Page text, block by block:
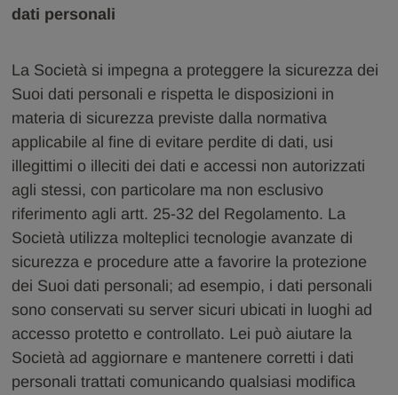
dati personali
La Società si impegna a proteggere la sicurezza dei
Suoi dati personali e rispetta le disposizioni in
materia di sicurezza previste dalla normativa
applicabile al fine di evitare perdite di dati, usi
illegittimi o illeciti dei dati e accessi non autorizzati
agli stessi, con particolare ma non esclusivo
riferimento agli artt. 25-32 del Regolamento. La
Società utilizza molteplici tecnologie avanzate di
sicurezza e procedure atte a favorire la protezione
dei Suoi dati personali; ad esempio, i dati personali
sono conservati su server sicuri ubicati in luoghi ad
accesso protetto e controllato. Lei può aiutare la
Società ad aggiornare e mantenere corretti i dati
personali trattati comunicando qualsiasi modifica